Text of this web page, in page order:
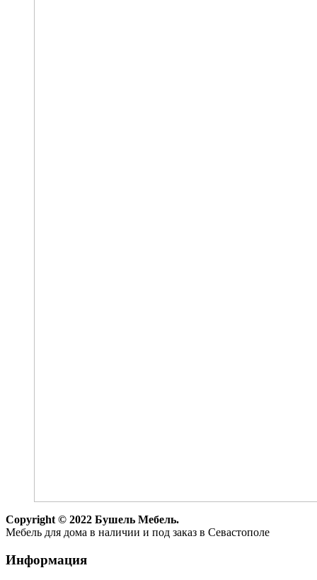
Copyright © 2022 Бушель Мебель.
Мебель для дома в наличии и под заказ в Севастополе
Информация